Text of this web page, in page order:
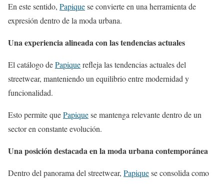
En este sentido, Papiquese convierte en una herramienta de
expresión dentro de la moda urbana.
Una experiencia alineada con las tendencias actuales
El catálogo dePapiquerefleja las tendencias actuales del
streetwear, manteniendo un equilibrio entre modernidad y
funcionalidad.
Esto permite quePapiquese mantenga relevante dentro de un
sector en constante evolución.
Una posición destacada en la moda urbana contemporánea
Dentro del panorama del streetwear, Papiquese consolida como